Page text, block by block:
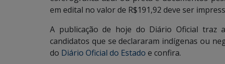
em edital no valor de R$191,92 deve ser
A publicação de hoje do Diário Oficial traz
candidatos que se declararam indígenas ou
do Diário Oficial do Estado e confira.